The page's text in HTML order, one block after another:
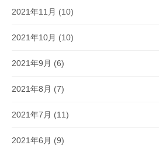
2021年11月 (10)
2021年10月 (10)
2021年9月 (6)
2021年8月 (7)
2021年7月 (11)
2021年6月 (9)